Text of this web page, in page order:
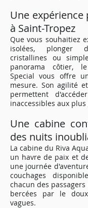
Une expérience
à Saint-Tropez
Que vous souhaitiez
isolées, plonger
cristallines ou
panorama côtier,
Special vous offre
mesure. Son agilité
permettent
inaccessibles aux
Une cabine
des nuits
La cabine du Riva
un havre de paix et
une journée
couchages
chacun des
bercées par le
vagues.